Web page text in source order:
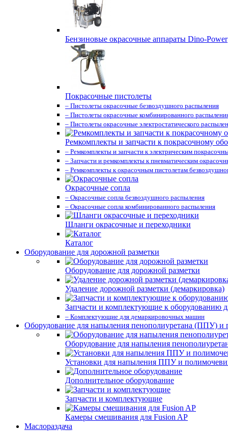
Бензиновые окрасочные аппараты Dino-Power
Покрасочные пистолеты
– Пистолеты окрасочные безвоздушного распыления
– Пистолеты окрасочные комбинированного
– Пистолеты окрасочные электростатического
Ремкомплекты и запчасти к покрасочному
– Ремкомплекты и запчасти к электрическим
– Запчасти и ремкомплекты к пневматическим
– Ремкомплекты к окрасочным пистолетам
Окрасочные сопла
– Окрасочные сопла безвоздушного распыления
– Окрасочные сопла комбинированного распыления
Шланги окрасочные и переходники
Каталог
Оборудование для дорожной разметки
Оборудование для дорожной разметки
Удаление дорожной разметки (демаркировка)
Запчасти и комплектующие к оборудованию
– Комплектующие для демаркировочных машин
Оборудование для напыления пенополиуретана (ППУ) и
Оборудование для напыления
Установки для напыления ППУ и
Дополнительное оборудование
Запчасти и комплектующие
Камеры смешивания для Fusion AP
Маслораздача